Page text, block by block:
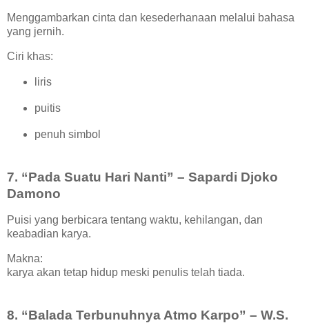
Menggambarkan cinta dan kesederhanaan melalui bahasa
yang jernih.
Ciri khas:
liris
puitis
penuh simbol
7. “Pada Suatu Hari Nanti” – Sapardi Djoko
Damono
Puisi yang berbicara tentang waktu, kehilangan, dan
keabadian karya.
Makna:
karya akan tetap hidup meski penulis telah tiada.
8. “Balada Terbunuhnya Atmo Karpo” – W.S.